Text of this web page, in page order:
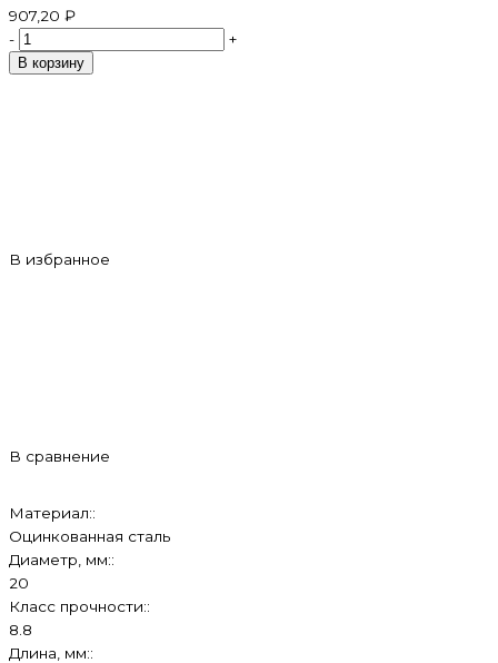
907,20 ₽
-
+
В корзину
В избранное
В сравнение
Материал::
Оцинкованная сталь
Диаметр, мм::
20
Класс прочности::
8.8
Длина, мм::